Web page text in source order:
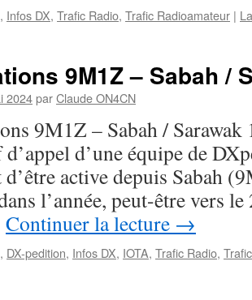
, Infos DX, Trafic Radio, Trafic Radioamateur |
9M1Z – Sabah /
2024parClaude ON4CN
9M1Z – Sabah /
d’une équipe de
d’être active depuis Sabah
l’année, peut-être vers
Continuer la lecture →
, DX-pedition, Infos DX, IOTA, Trafic Radio,